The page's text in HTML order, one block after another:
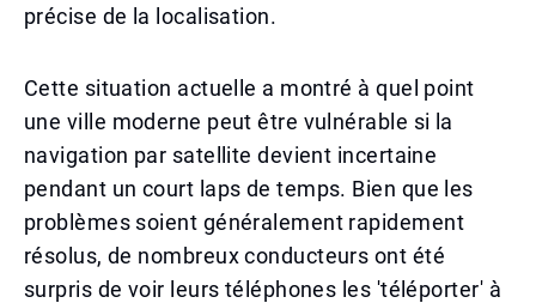
précise de la localisation.
Cette situation actuelle a montré à quel point
une ville moderne peut être vulnérable si la
navigation par satellite devient incertaine
pendant un court laps de temps. Bien que les
problèmes soient généralement rapidement
résolus, de nombreux conducteurs ont été
surpris de voir leurs téléphones les 'téléporter' à